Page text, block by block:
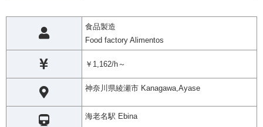
食品製造
Food factory Alimentos
￥1,162/h～
神奈川県綾瀬市 Kanagawa,Ayase
海老名駅 Ebina